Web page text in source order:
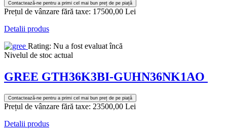
Contactează-ne pentru a primi cel mai bun preț de pe piață
Prețul de vânzare fără taxe: 17500,00 Lei
Detalii produs
Rating: Nu a fost evaluat încă
Nivelul de stoc actual
GREE GTH36K3BI-GUHN36NK1AO
Contactează-ne pentru a primi cel mai bun preț de pe piață
Prețul de vânzare fără taxe: 23500,00 Lei
Detalii produs